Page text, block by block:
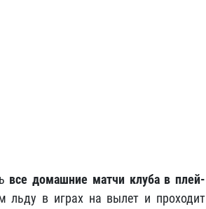
все домашние матчи клуба в плей-
в играх на вылет и проходит